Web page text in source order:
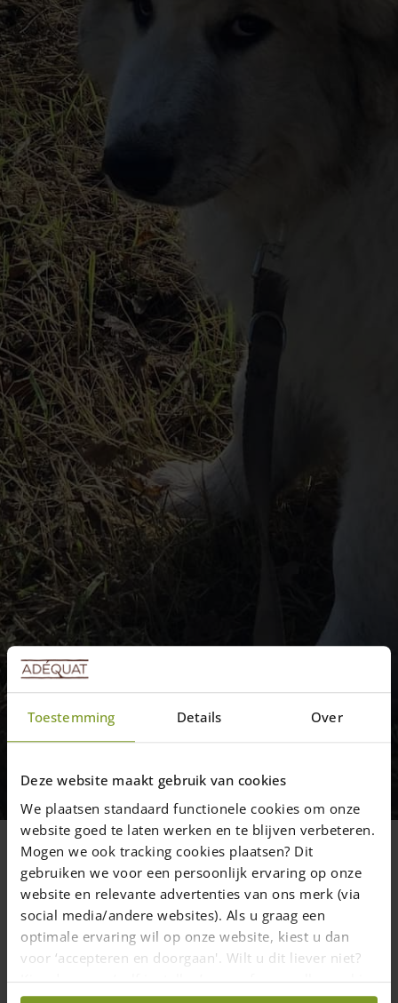
Toestemming Details Over
Deze website maakt gebruik van cookies
We plaatsen standaard functionele cookies om onze
website goed te laten werken en te blijven verbeteren.
Mogen we ook tracking cookies plaatsen? Dit
gebruiken we voor een persoonlijk ervaring op onze
website en relevante advertenties van ons merk (via
social media/andere websites). Als u graag een
optimale ervaring wil op onze website, kiest u dan
voor ‘accepteren en doorgaan'. Wilt u dit liever niet?
Kies dan voor ‘zelf instellen’ en geef aan welke cookies
Onze nieuwe collega maakt al vrienden in
de buurt!
8 oktober 2021 —Rachel
1 min. leestijd
Sinds een paar weken is Lobbes dagelijks bij ons te vinden. Een